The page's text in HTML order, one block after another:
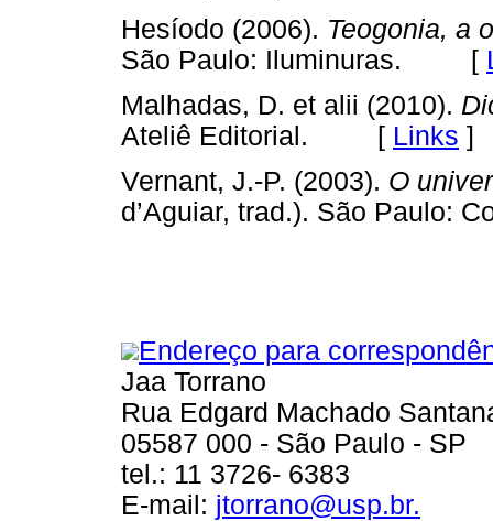
Hesíodo (2006). Teogonia, a
São Paulo: Iluminuras. [
Malhadas, D. et alii (2010).
Ateliê Editorial. [ Links ]
Vernant, J.-P. (2003). O
d’Aguiar, trad.). São Paulo:
Endereço para
Jaa Torrano
Rua Edgard Machado
05587 000 - São Paulo - SP
tel.: 11 3726- 6383
E-mail: jtorrano@usp.br.